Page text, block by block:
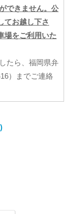
できません。公
てお越し下さ
場をご利用いた
たら、福岡県弁
）までご連絡